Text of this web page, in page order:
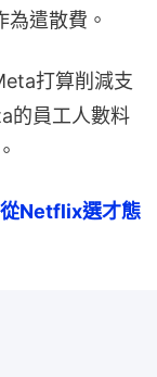
遣散費。
打算削減支
的員工人數料
Netflix選才態